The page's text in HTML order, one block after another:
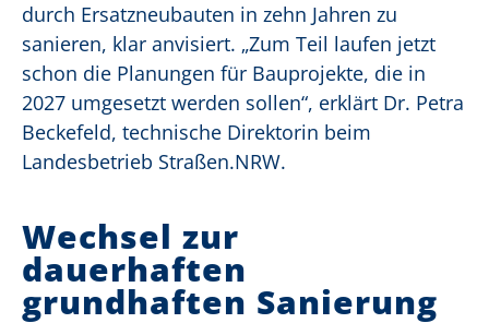
durch Ersatzneubauten in zehn Jahren zu
sanieren, klar anvisiert. „Zum Teil laufen jetzt
schon die Planungen für Bauprojekte, die in
2027 umgesetzt werden sollen“, erklärt Dr. Petra
Beckefeld, technische Direktorin beim
Landesbetrieb Straßen.NRW.
Wechsel zur
dauerhaften
grundhaften Sanierung